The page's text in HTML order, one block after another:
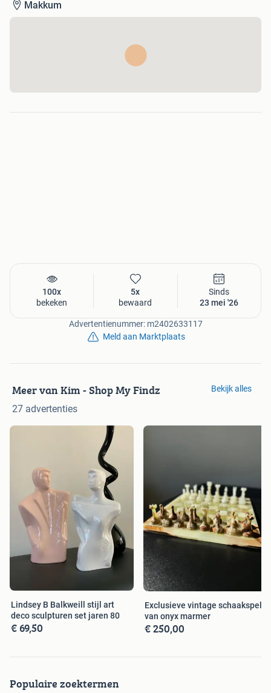
Makkum
100x
bekeken
5x
bewaard
Sinds
23 mei '26
Advertentienummer: m2402633117
Meld aan Marktplaats
Meer van Kim - Shop My Findz
27 advertenties
Bekijk alles
Lindsey B Balkweill stijl art
deco sculpturen set jaren 80
€ 69,50
Exclusieve vintage schaakspel
van onyx marmer
€ 250,00
Populaire zoektermen